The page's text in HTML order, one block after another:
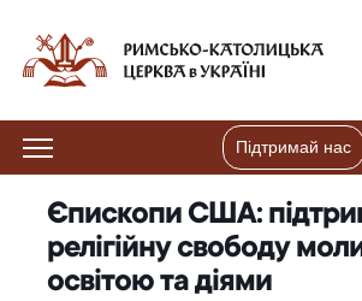
Підтримай нас
Єпископи США:
релігійну свободу
освітою та діями